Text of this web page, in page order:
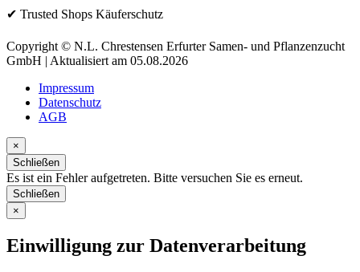
✔ Trusted Shops Käuferschutz
Copyright © N.L. Chrestensen Erfurter Samen- und Pflanzenzucht
GmbH | Aktualisiert am 05.08.2026
Impressum
Datenschutz
AGB
×
Schließen
Es ist ein Fehler aufgetreten. Bitte versuchen Sie es erneut.
Schließen
×
Einwilligung zur Datenverarbeitung